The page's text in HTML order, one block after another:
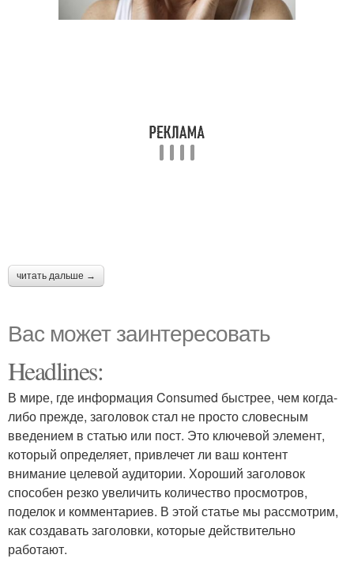
читать дальше →
Вас может заинтересовать
Headlines:
В мире, где информация Consumed быстрее, чем когда-
либо прежде, заголовок стал не просто словесным
введением в статью или пост. Это ключевой элемент,
который определяет, привлечет ли ваш контент
внимание целевой аудитории. Хороший заголовок
способен резко увеличить количество просмотров,
поделок и комментариев. В этой статье мы рассмотрим,
как создавать заголовки, которые действительно
работают.